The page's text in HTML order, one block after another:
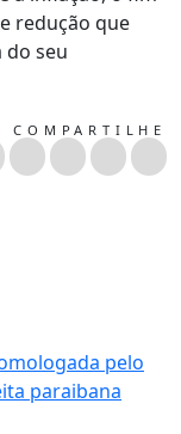
redução que
do seu
COMPARTILHE
pelo
paraibana